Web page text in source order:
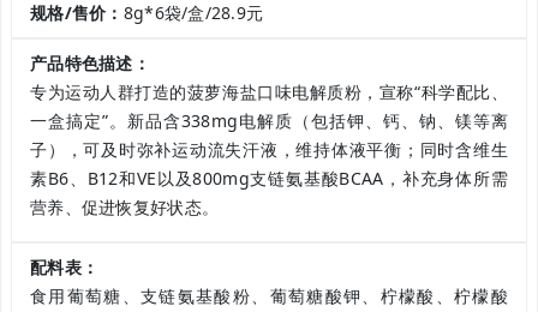
规格/售价： 8g*6袋/盒/28.9元
产品特色描述：
专为运动人群打造的菠萝海盐口味电解质粉，宣称“科学配比、
一盒搞定”。新品含338mg电解质（包括钾、钙、钠、镁等离
子），可及时弥补运动流失汗液，维持体液平衡；同时含维生
素B6、B12和VE以及800mg支链氨基酸BCAA，补充身体所需
营养、促进恢复好状态。
配料表：
食用葡萄糖、支链氨基酸粉、葡萄糖酸钾、柠檬酸、柠檬酸